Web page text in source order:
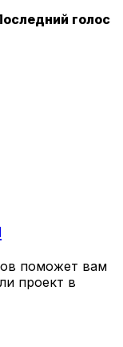
голос
поможет вам
проект в